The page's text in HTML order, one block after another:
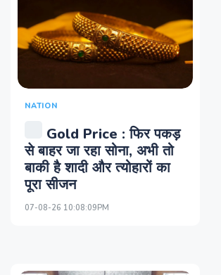
NATION
Gold Price : फिर पकड़
से बाहर जा रहा सोना, अभी तो
बाकी है शादी और त्योहारों का
पूरा सीजन
07-08-26 10:08:09PM